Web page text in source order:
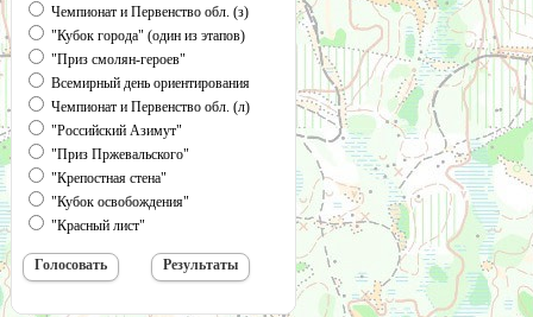
Чемпионат и Первенство обл. (з)
"Кубок города" (один из этапов)
"Приз смолян-героев"
Всемирный день ориентирования
Чемпионат и Первенство обл. (л)
"Российский Азимут"
"Приз Пржевальского"
"Крепостная стена"
"Кубок освобождения"
"Красный лист"